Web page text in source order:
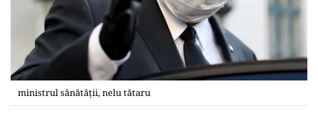
ministrul sănătății, nelu tătaru